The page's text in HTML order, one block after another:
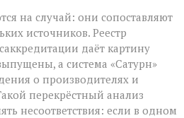
на случай: они сопоставляют
источников. Реестр
даёт картину
а система «Сатурн»
о производителях и
перекрёстный анализ
несоответствия: если в одном